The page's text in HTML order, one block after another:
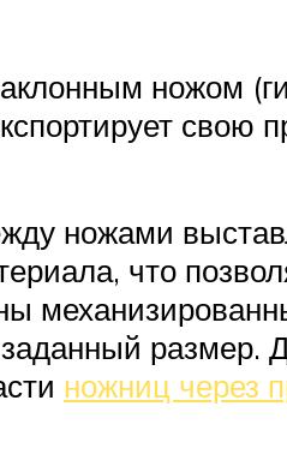
ножом
свою
ножами
что
размер.
ножниц через